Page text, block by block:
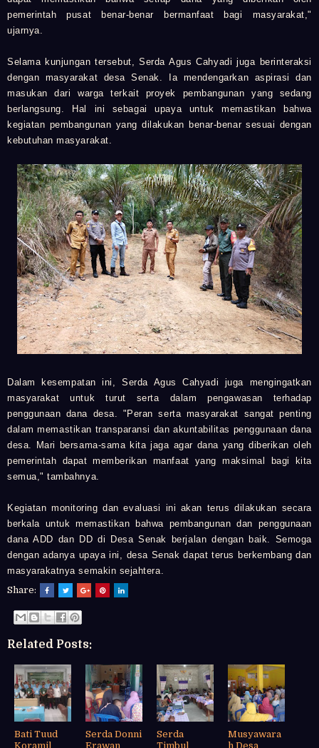
pemerintah pusat benar-benar bermanfaat bagi masyarakat,"
ujarnya.
Selama kunjungan tersebut, Serda Agus Cahyadi juga berinteraksi
dengan masyarakat desa Senak. Ia mendengarkan aspirasi dan
masukan dari warga terkait proyek pembangunan yang sedang
berlangsung. Hal ini sebagai upaya untuk memastikan bahwa
kegiatan pembangunan yang dilakukan benar-benar sesuai dengan
kebutuhan masyarakat.
Dalam kesempatan ini, Serda Agus Cahyadi juga mengingatkan
masyarakat untuk turut serta dalam pengawasan terhadap
penggunaan dana desa. "Peran serta masyarakat sangat penting
dalam memastikan transparansi dan akuntabilitas penggunaan dana
desa. Mari bersama-sama kita jaga agar dana yang diberikan oleh
pemerintah dapat memberikan manfaat yang maksimal bagi kita
semua," tambahnya.
Kegiatan monitoring dan evaluasi ini akan terus dilakukan secara
berkala untuk memastikan bahwa pembangunan dan penggunaan
dana ADD dan DD di Desa Senak berjalan dengan baik. Semoga
dengan adanya upaya ini, desa Senak dapat terus berkembang dan
masyarakatnya semakin sejahtera.
Share:
Related Posts:
Bati Tuud
Koramil
Serda Donni
Erawan
Serda
Timbul
Musyawara
h Desa